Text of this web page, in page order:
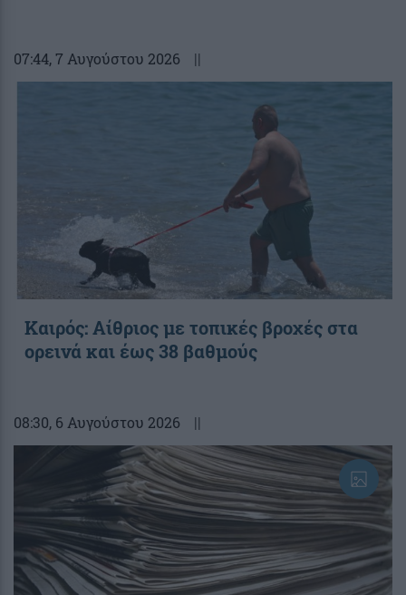
07:44, 7 Αυγούστου 2026 ||
Καιρός: Αίθριος με τοπικές βροχές στα
ορεινά και έως 38 βαθμούς
08:30, 6 Αυγούστου 2026 ||